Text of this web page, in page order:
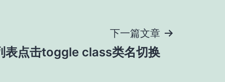
下一篇文章
表点击toggle class类名切换